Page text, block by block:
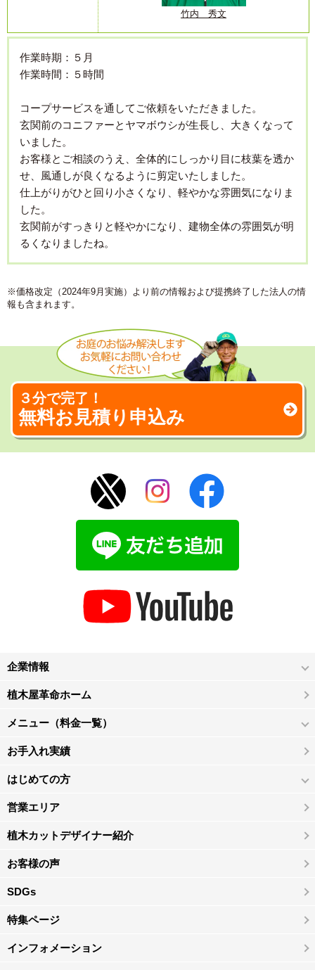
竹内 秀文
作業時期：５月
作業時間：５時間
コープサービスを通してご依頼をいただきました。
玄関前のコニファーとヤマボウシが生長し、大きくなって
いました。
お客様とご相談のうえ、全体的にしっかり目に枝葉を透か
せ、風通しが良くなるように剪定いたしました。
仕上がりがひと回り小さくなり、軽やかな雰囲気になりま
した。
玄関前がすっきりと軽やかになり、建物全体の雰囲気が明
るくなりましたね。
※価格改定（2024年9月実施）より前の情報および提携終了した法人の情
報も含まれます。
３分で完了！
無料お見積り申込み
企業情報
植木屋革命ホーム
メニュー（料金一覧）
お手入れ実績
はじめての方
営業エリア
植木カットデザイナー紹介
お客様の声
SDGs
特集ページ
インフォメーション